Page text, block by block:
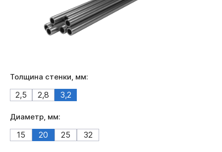
Толщина стенки, мм:
2,5 2,8 3,2
Диаметр, мм:
15 20 25 32